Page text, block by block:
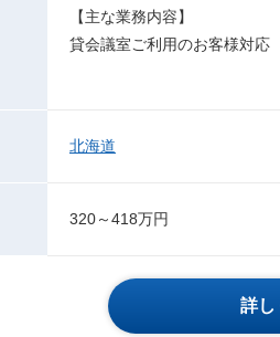
【主な業務内容】
貸会議室ご利用のお客様対応
北海道
320～418万円
詳し